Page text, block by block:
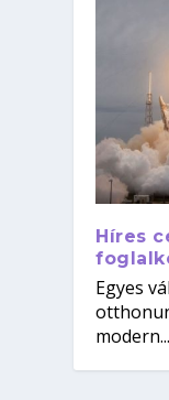
Híres
Egyes
modern...